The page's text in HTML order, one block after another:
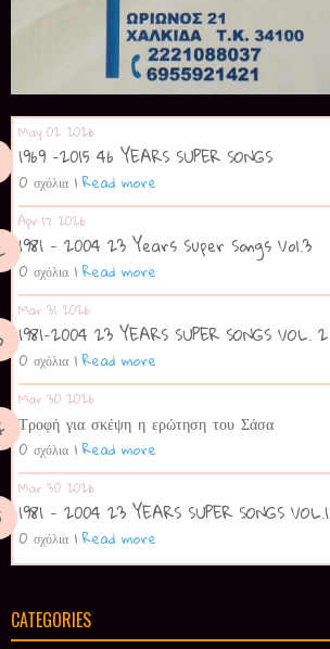
May 02 2026
1969 -2015 46 YEARS SUPER SONGS
0 σχόλια | Read more
Apr 17 2026
1981 - 2004 23 Years Super Songs Vol.3
0 σχόλια | Read more
Mar 31 2026
1981-2004 23 YEARS SUPER SONGS VOL. 2
0 σχόλια | Read more
Mar 30 2026
Τροφή για σκέψη η ερώτηση του Σάσα
0 σχόλια | Read more
Mar 30 2026
1981 - 2004 23 YEARS SUPER SONGS VOL.1
0 σχόλια | Read more
CATEGORIES